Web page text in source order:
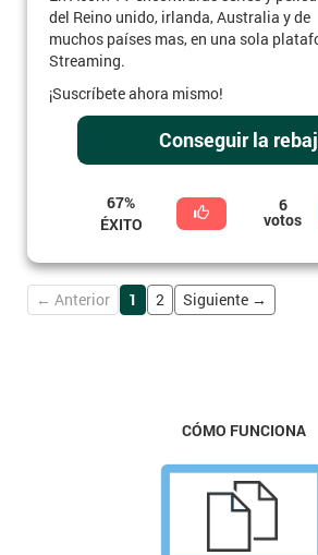
del Reino unido, irlanda, Australia y de
muchos países mas, en una sola
Streaming.
¡Suscríbete ahora mismo!
Conseguir la
67%
ÉXITO
6
votos
← Anterior 1 2 Siguiente →
CÓMO FUNCIONA